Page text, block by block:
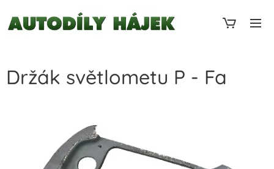
Držák světlometu P - Fa